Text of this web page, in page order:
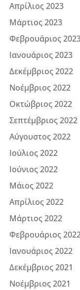
Απρίλιος 2023
Μάρτιος 2023
Φεβρουάριος
Ιανουάριος 2023
Δεκέμβριος 2022
Νοέμβριος 2022
Οκτώβριος 2022
Σεπτέμβριος 2022
Αύγουστος 2022
Ιούλιος 2022
Ιούνιος 2022
Μάιος 2022
Απρίλιος 2022
Μάρτιος 2022
Φεβρουάριος
Ιανουάριος 2022
Δεκέμβριος 2021
Νοέμβριος 2021